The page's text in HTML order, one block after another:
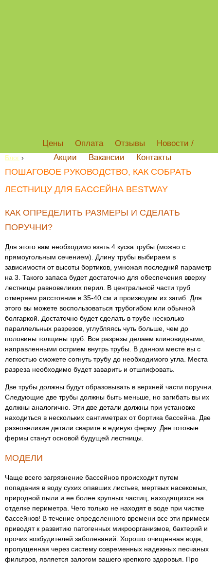
Цены Оплата Отзывы
Новости /
Акции
Вакансии Контакты
Блог ›
ПОШАГОВОЕ РУКОВОДСТВО, КАК СОБРАТЬ
ЛЕСТНИЦУ ДЛЯ БАССЕЙНА BESTWAY
КАК ОПРЕДЕЛИТЬ РАЗМЕРЫ И СДЕЛАТЬ
ПОРУЧНИ?
Для этого вам необходимо взять 4 куска трубы (можно с
прямоугольным сечением). Длину трубы выбираем в
зависимости от высоты бортиков, умножая последний параметр
на 3. Такого запаса будет достаточно для обеспечения вверху
лестницы равновеликих перил. В центральной части труб
отмеряем расстояние в 35-40 см и производим их загиб. Для
этого вы можете воспользоваться трубогибом или обычной
болгаркой. Достаточно будет сделать в трубе несколько
параллельных разрезов, углубляясь чуть больше, чем до
половины толщины труб. Все разрезы делаем клиновидными,
направленными острием внутрь трубы. В данном месте вы с
легкостью сможете согнуть трубу до необходимого угла. Места
разреза необходимо будет заварить и отшлифовать.
Две трубы должны будут образовывать в верхней части поручни.
Следующие две трубы должны быть меньше, но загибать вы их
должны аналогично. Эти две детали должны при установке
находиться в нескольких сантиметрах от бортика бассейна. Две
разновеликие детали сварите в единую ферму. Две готовые
фермы станут основой будущей лестницы.
МОДЕЛИ
Чаще всего загрязнение бассейнов происходит путем
попадания в воду сухих опавших листьев, мертвых насекомых,
природной пыли и ее более крупных частиц, находящихся на
отделке периметра. Чего только не находят в воде при чистке
бассейнов! В течение определенного времени все эти примеси
приводят к развитию патогенных микроорганизмов, бактерий и
прочих возбудителей заболеваний. Хорошо очищенная вода,
пропущенная через систему современных надежных песчаных
фильтров, является залогом вашего крепкого здоровья. Про